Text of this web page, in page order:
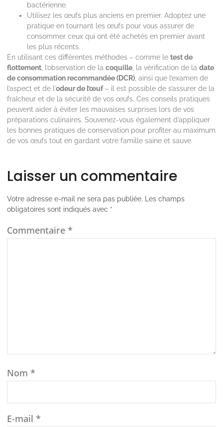
bactérienne.
Utilisez les œufs plus anciens en premier. Adoptez une
pratique en tournant les œufs pour vous assurer de
consommer ceux qui ont été achetés en premier avant
les plus récents.
En utilisant ces différentes méthodes – comme le test de
flottement , l’observation de la coquille , la vérification de la date
de consommation recommandée (DCR) , ainsi que l’examen de
l’aspect et de l’odeur de l’œuf– il est possible de s’assurer de la
fraîcheur et de la sécurité de vos œufs. Ces conseils pratiques
peuvent aider à éviter les mauvaises surprises lors de vos
préparations culinaires. Souvenez-vous également d’appliquer
les bonnes pratiques de conservation pour profiter au maximum
de vos œufs tout en gardant votre famille saine et sauve.
Laisser un commentaire
Votre adresse e-mail ne sera pas publiée.
Les champs
obligatoires sont indiqués avec *
Commentaire *
Nom *
E-mail *